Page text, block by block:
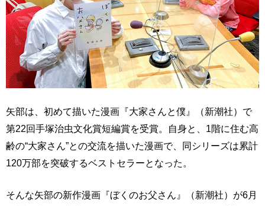
矢部は、初めて描いた漫画『大家さんと僕』（新潮社）で
第22回手塚治虫文化賞短編賞を受賞。自身と、1階に住む高
齢の“大家さん”との交流を描いた漫画で、同シリーズは累計
120万部を突破するベストセラーとなった。
そんな矢部の新作漫画『ぼくのお父さん』（新潮社）が6月